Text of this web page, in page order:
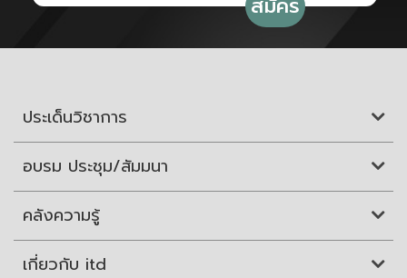
ประเด็นวิชาการ
อบรม ประชุม/สัมมนา
คลังความรู้
เกี่ยวกับ itd